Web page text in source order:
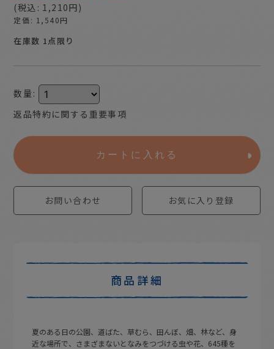
(税込 : 1,210円)
定価: 1,540円
在庫数 1点限り
数量 :
返品特約に関する重要事項
カートに入れる
お問い合わせ お気に入り登録
商品詳細
夏のある日の公園、道ばた、草むら、田んぼ、畑、林など、身
近な場所で、さまざまないとなみをつづける虫や花、645種を